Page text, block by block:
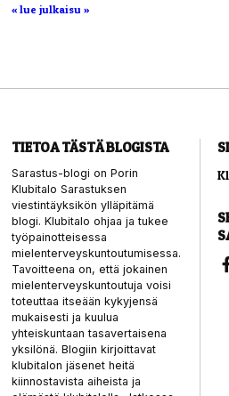
« lue julkaisu »
TIETOA TÄSTÄ BLOGISTA
Sarastus-blogi on Porin
Klubitalo Sarastuksen
viestintäyksikön ylläpitämä
blogi. Klubitalo ohjaa ja tukee
työpainotteisessa
mielenterveyskuntoutumisessa.
Tavoitteena on, että jokainen
mielenterveyskuntoutuja voisi
toteuttaa itseään kykyjensä
mukaisesti ja kuulua
yhteiskuntaan tasavertaisena
yksilönä. Blogiin kirjoittavat
klubitalon jäsenet heitä
kiinnostavista aiheista ja